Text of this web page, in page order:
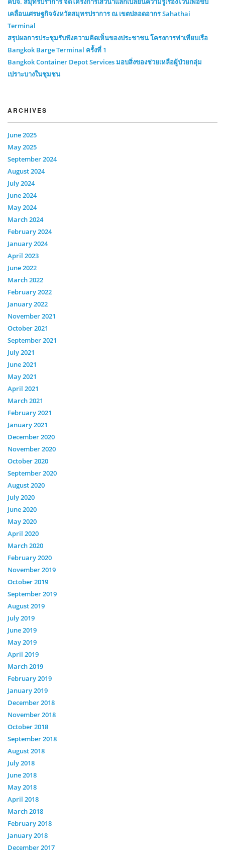
เคลื่อนเศรษฐกิจจังหวัดสมุทรปราการ ณ เขตปลอดอากร Sahathai
Terminal
สรุปผลการประชุมรับฟังความคิดเห็นของประชาชน โครงการท่าเทียบเรือ
Bangkok Barge Terminal ครั้งที่ 1
Bangkok Container Depot Services มอบสิ่งของช่วยเหลือผู้ป่วยกลุ่ม
เปราะบางในชุมชน
ARCHIVES
June 2025
May 2025
September 2024
August 2024
July 2024
June 2024
May 2024
March 2024
February 2024
January 2024
April 2023
June 2022
March 2022
February 2022
January 2022
November 2021
October 2021
September 2021
July 2021
June 2021
May 2021
April 2021
March 2021
February 2021
January 2021
December 2020
November 2020
October 2020
September 2020
August 2020
July 2020
June 2020
May 2020
April 2020
March 2020
February 2020
November 2019
October 2019
September 2019
August 2019
July 2019
June 2019
May 2019
April 2019
March 2019
February 2019
January 2019
December 2018
November 2018
October 2018
September 2018
August 2018
July 2018
June 2018
May 2018
April 2018
March 2018
February 2018
January 2018
December 2017